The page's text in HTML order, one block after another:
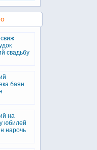
свадьбу
баян
на
юбилей
нарочь